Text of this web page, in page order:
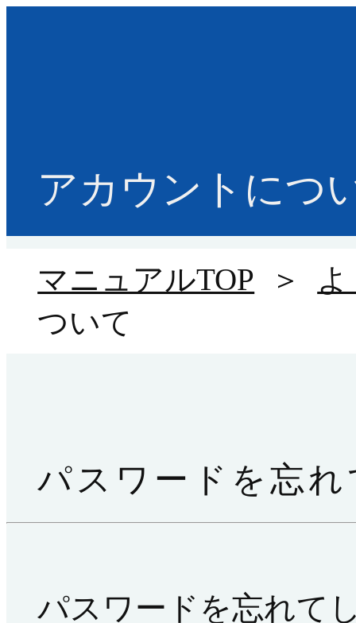
アカウントにつ
マニュアルTOP ＞
ついて
パスワードを忘
パスワードを忘れて